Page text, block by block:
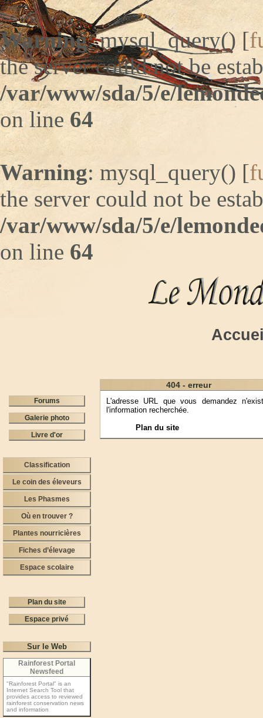
Warning: mysql_query() [
the server could not be
/var/www/sda/5/e/
on line 64
Warning: mysql_query() [
the server could not be
/var/www/sda/5/e/
on line 64
Forums
Galerie photo
Livre d'or
Classification
Le coin des éleveurs
Les Phasmes
Où en trouver ?
Plantes nourricières
Fiches d’élevage
Espace scolaire
Plan du site
Espace privé
Sur le Web
Rainforest Portal
Newsfeed
"Rainforest Portal" is an
Internet Search Tool that
provides access to reviewed
rainforest conservation news
and information
404 - erreur
L'adresse URL que vous demandez
l'information recherchée.
Plan du site